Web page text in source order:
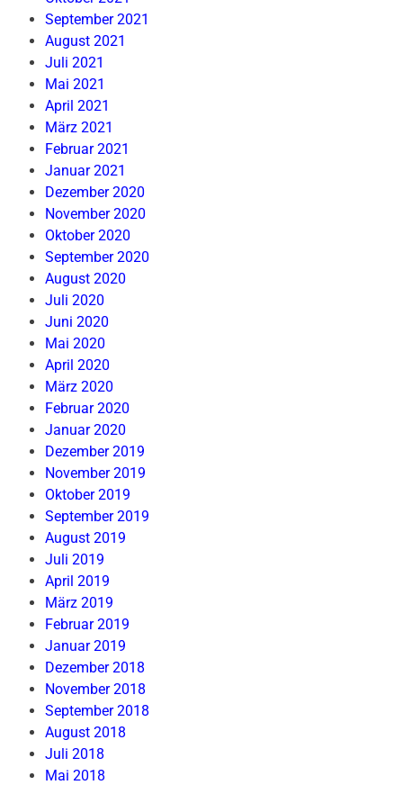
September 2021
August 2021
Juli 2021
Mai 2021
April 2021
März 2021
Februar 2021
Januar 2021
Dezember 2020
November 2020
Oktober 2020
September 2020
August 2020
Juli 2020
Juni 2020
Mai 2020
April 2020
März 2020
Februar 2020
Januar 2020
Dezember 2019
November 2019
Oktober 2019
September 2019
August 2019
Juli 2019
April 2019
März 2019
Februar 2019
Januar 2019
Dezember 2018
November 2018
September 2018
August 2018
Juli 2018
Mai 2018